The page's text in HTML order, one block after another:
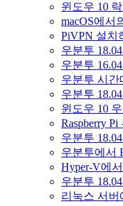
윈도우 10
macOS에서
PiVPN 설치
우분투
우분투
우분투 시간
우분투
윈도우 10
Raspberry
우분투
우분투에서
Hyper-V에
우분투
리눅스 서버